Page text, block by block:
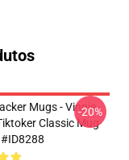
Mugs - Vinnie
Classic Mug
-20%